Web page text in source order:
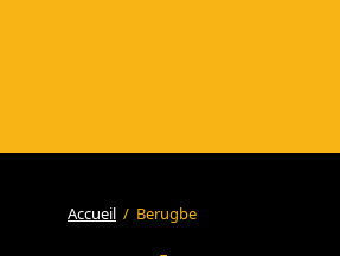
Accueil / Berugbe